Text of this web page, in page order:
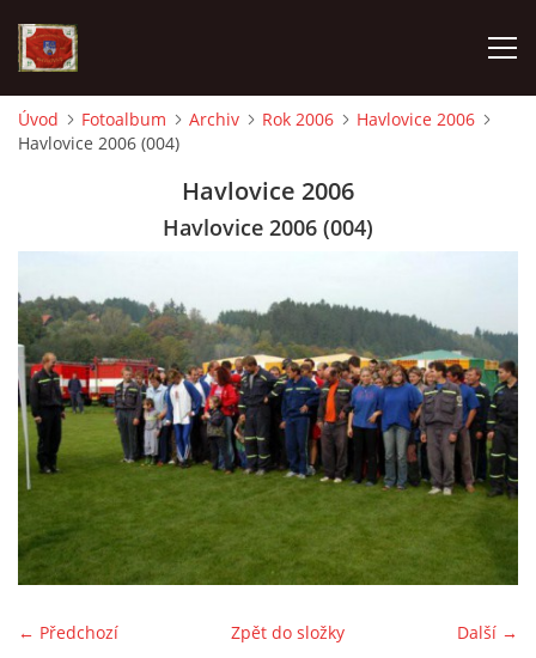
AKTUALITY
VÝJEZDOVÁ JEDNOTKA
KROUŽEK MLADÝCH HASIČŮ
OHLÁŠENÍ PÁLENÍ
KONTAKT
PROJEKT DOPRAVNÍ AUTOMOBIL
Úvod Fotoalbum Archiv Rok 2006
Havlovice 2006
Havlovice 2006 (004)
Havlovice 2006
Havlovice 2006 (004)
← Předchozí Další →
Zpět do složky